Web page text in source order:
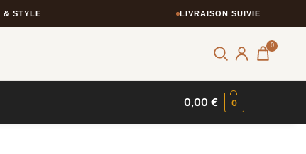
LIVRAISON SUIVIE
0
0,00€ 0